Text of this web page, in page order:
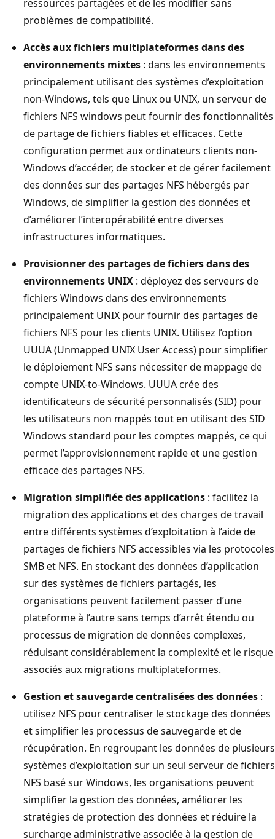
ressources partagées et de les modifier sans
problèmes de compatibilité.
Accès aux fichiers multiplateformes dans des
environnements mixtes : dans les environnements
principalement utilisant des systèmes d’exploitation
non-Windows, tels que Linux ou UNIX, un serveur de
fichiers NFS windows peut fournir des fonctionnalités
de partage de fichiers fiables et efficaces. Cette
configuration permet aux ordinateurs clients non-
Windows d’accéder, de stocker et de gérer facilement
des données sur des partages NFS hébergés par
Windows, de simplifier la gestion des données et
d’améliorer l’interopérabilité entre diverses
infrastructures informatiques.
Provisionner des partages de fichiers dans des
environnements UNIX : déployez des serveurs de
fichiers Windows dans des environnements
principalement UNIX pour fournir des partages de
fichiers NFS pour les clients UNIX. Utilisez l’option
UUUA (Unmapped UNIX User Access) pour simplifier
le déploiement NFS sans nécessiter de mappage de
compte UNIX-to-Windows. UUUA crée des
identificateurs de sécurité personnalisés (SID) pour
les utilisateurs non mappés tout en utilisant des SID
Windows standard pour les comptes mappés, ce qui
permet l’approvisionnement rapide et une gestion
efficace des partages NFS.
Migration simplifiée des applications : facilitez la
migration des applications et des charges de travail
entre différents systèmes d’exploitation à l’aide de
partages de fichiers NFS accessibles via les protocoles
SMB et NFS. En stockant des données d’application
sur des systèmes de fichiers partagés, les
organisations peuvent facilement passer d’une
plateforme à l’autre sans temps d’arrêt étendu ou
processus de migration de données complexes,
réduisant considérablement la complexité et le risque
associés aux migrations multiplateformes.
Gestion et sauvegarde centralisées des données :
utilisez NFS pour centraliser le stockage des données
et simplifier les processus de sauvegarde et de
récupération. En regroupant les données de plusieurs
systèmes d’exploitation sur un seul serveur de fichiers
NFS basé sur Windows, les organisations peuvent
simplifier la gestion des données, améliorer les
stratégies de protection des données et réduire la
surcharge administrative associée à la gestion de